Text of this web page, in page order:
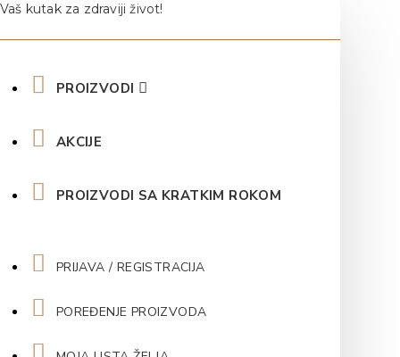
Vaš kutak za zdraviji život!
PROIZVODI
AKCIJE
PROIZVODI SA KRATKIM ROKOM
PRIJAVA / REGISTRACIJA
POREĐENJE PROIZVODA